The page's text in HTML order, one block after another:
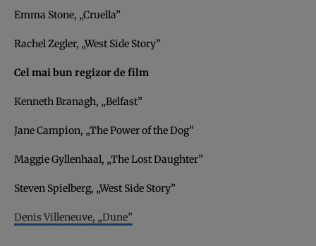
Emma Stone, „Cruella”
Rachel Zegler, „West Side Story”
Cel mai bun regizor de film
Kenneth Branagh, „Belfast”
Jane Campion, „The Power of the Dog”
Maggie Gyllenhaal, „The Lost Daughter”
Steven Spielberg, „West Side Story”
Denis Villeneuve, „Dune”